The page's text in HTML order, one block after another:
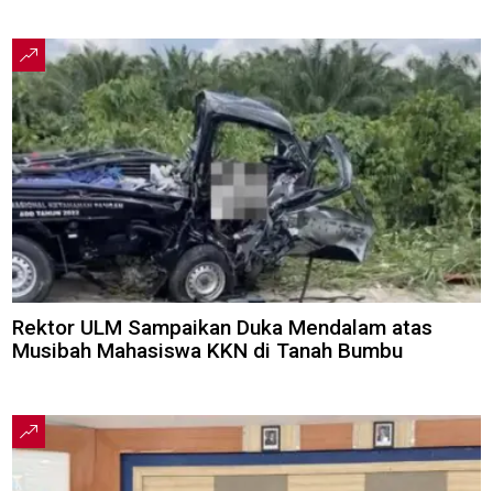
Rektor ULM Sampaikan Duka Mendalam atas
Musibah Mahasiswa KKN di Tanah Bumbu